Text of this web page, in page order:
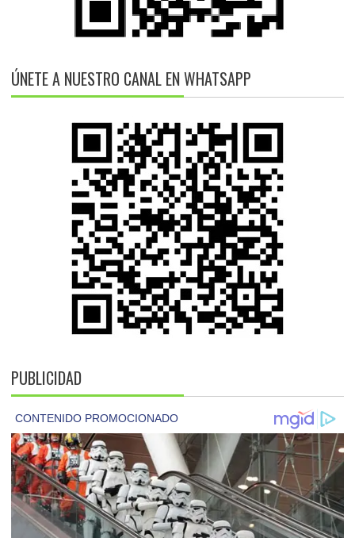
ÚNETE A NUESTRO CANAL EN WHATSAPP
PUBLICIDAD